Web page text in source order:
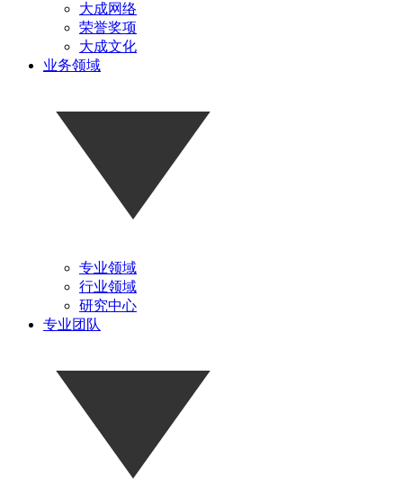
大成网络
荣誉奖项
大成文化
业务领域
专业领域
行业领域
研究中心
专业团队